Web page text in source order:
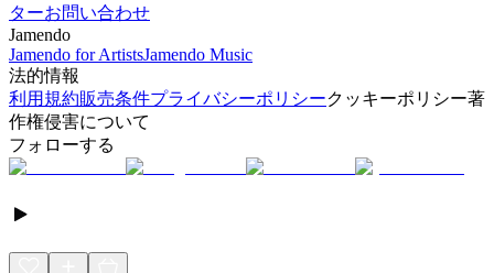
ターお問い合わせ
Jamendo
Jamendo for ArtistsJamendo Music
法的情報
利用規約販売条件プライバシーポリシークッキーポリシー著
作権侵害について
フォローする